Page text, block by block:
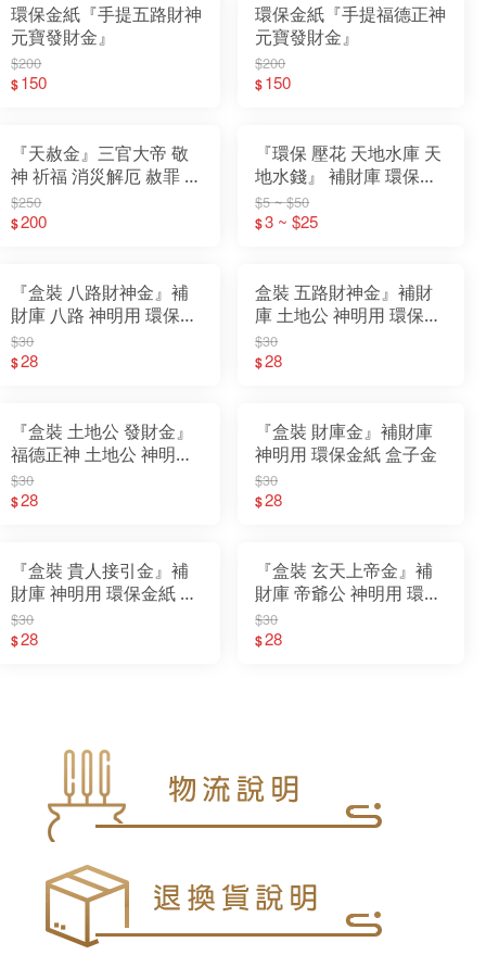
環保金紙『手提五路財神
元寶發財金』
$200
$150
環保金紙『手提福德正神
元寶發財金』
$200
$150
『天赦金』三官大帝 敬
神 祈福 消災解厄 赦罪 補
運 迴向 普渡 拜門口 玉帝
天公
$250
$200
『環保 壓花 天地水庫 天
地水錢』 補財庫 環保金
紙 天庫 地庫 水庫 天錢
地錢 水錢
$5 ~ $50
$3 ~ $25
『盒裝 八路財神金』補
財庫 八路 神明用 環保金
紙 盒子金
$30
$28
盒裝 五路財神金』補財
庫 土地公 神明用 環保金
紙 盒子金
$30
$28
『盒裝 土地公 發財金』
福德正神 土地公 神明用
環保金紙 盒子金
$30
$28
『盒裝 財庫金』補財庫
神明用 環保金紙 盒子金
$30
$28
『盒裝 貴人接引金』補
財庫 神明用 環保金紙 盒
子金
$30
$28
『盒裝 玄天上帝金』補
財庫 帝爺公 神明用 環保
金紙 盒子金
$30
$28